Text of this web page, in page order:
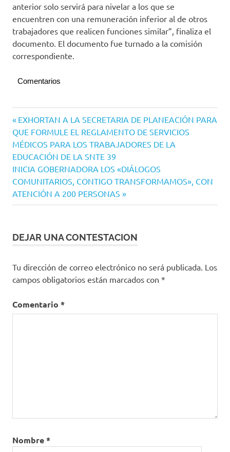
anterior solo servirá para nivelar a los que se
encuentren con una remuneración inferior al de otros
trabajadores que realicen funciones similar”, finaliza el
documento. El documento fue turnado a la comisión
correspondiente.
Comentarios
Navegación
de
entradas
Entrada
anterior:
EXHORTAN A LA SECRETARIA DE PLANEACIÓN PARA
QUE FORMULE EL REGLAMENTO DE SERVICIOS
MÉDICOS PARA LOS TRABAJADORES DE LA
EDUCACIÓN DE LA SNTE 39
Siguiente
entrada:
INICIA GOBERNADORA LOS «DIÁLOGOS
COMUNITARIOS, CONTIGO TRANSFORMAMOS», CON
ATENCIÓN A 200 PERSONAS
DEJAR UNA CONTESTACION
Tu dirección de correo electrónico no será publicada. Los
campos obligatorios están marcados con *
Comentario *
Nombre*